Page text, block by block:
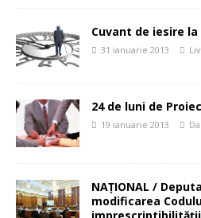
Cuvant de iesire la
31 ianuarie 2013
24 de luni de
19 ianuarie 2013
NAŢIONAL /
modificarea